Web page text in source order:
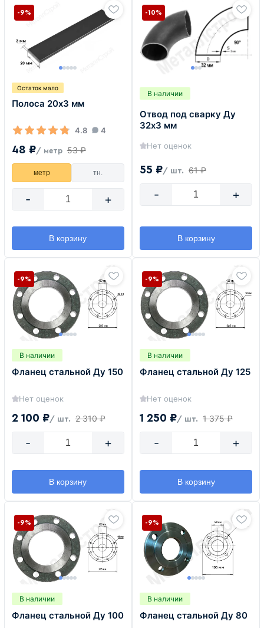
Остаток мало
Полоса 20х3 мм
4.8 4
48 ₽/ метр 53 ₽
-9%
метр тн.
- +
В корзину
В наличии
Отвод под сварку Ду
32х3 мм
Нет оценок
55 ₽/ шт. 61 ₽
-10%
- +
В корзину
В наличии
Фланец стальной Ду 150
Нет оценок
2 100 ₽/ шт. 2 310 ₽
-9%
- +
В корзину
В наличии
Фланец стальной Ду 125
Нет оценок
1 250 ₽/ шт. 1 375 ₽
-9%
- +
В корзину
В наличии
Фланец стальной Ду 100
-9%
В наличии
Фланец стальной Ду 80
-9%